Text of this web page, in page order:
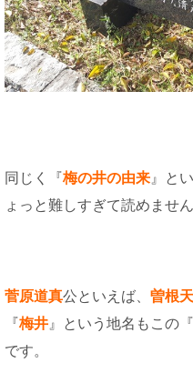
同じく『梅の井の由来 』と
ょっと難しすぎて読めませ
菅原道真公といえば、 曽根
『梅井 』という地名もこの『
です。